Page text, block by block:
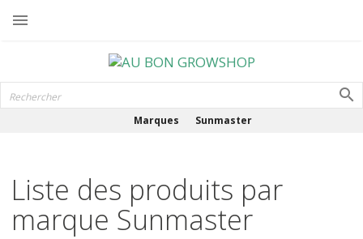

Marques Sunmaster
Liste des produits par
marque Sunmaster